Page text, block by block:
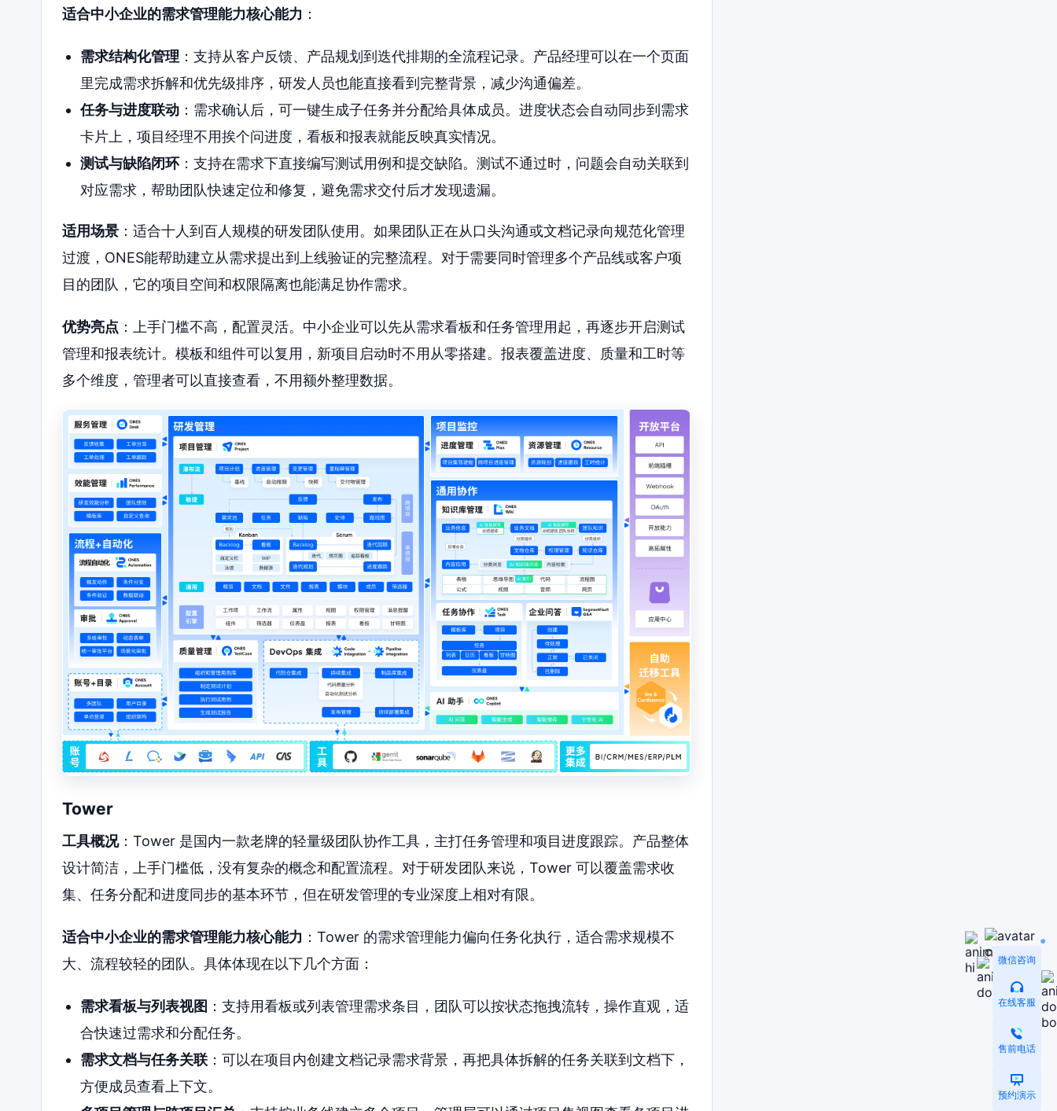
适合中小企业的需求管理能力核心能力 ：
需求结构化管理 ：支持从客户反馈、产品规划到迭代排期的全流程记录。产品经理可以在一个页面
里完成需求拆解和优先级排序，研发人员也能直接看到完整背景，减少沟通偏差。
任务与进度联动：需求确认后，可一键生成子任务并分配给具体成员。进度状态会自动同步到需求
卡片上，项目经理不用挨个问进度，看板和报表就能反映真实情况。
测试与缺陷闭环：支持在需求下直接编写测试用例和提交缺陷。测试不通过时，问题会自动关联到
对应需求，帮助团队快速定位和修复，避免需求交付后才发现遗漏。
适用场景 ：适合十人到百人规模的研发团队使用。如果团队正在从口头沟通或文档记录向规范化管理
过渡，ONES能帮助建立从需求提出到上线验证的完整流程。对于需要同时管理多个产品线或客户项
目的团队，它的项目空间和权限隔离也能满足协作需求。
优势亮点 ：上手门槛不高，配置灵活。中小企业可以先从需求看板和任务管理用起，再逐步开启测试
管理和报表统计。模板和组件可以复用，新项目启动时不用从零搭建。报表覆盖进度、质量和工时等
多个维度，管理者可以直接查看，不用额外整理数据。
Tower
工具概况：Tower 是国内一款老牌的轻量级团队协作工具，主打任务管理和项目进度跟踪。产品整体
设计简洁，上手门槛低，没有复杂的概念和配置流程。对于研发团队来说，Tower 可以覆盖需求收
集、任务分配和进度同步的基本环节，但在研发管理的专业深度上相对有限。
适合中小企业的需求管理能力核心能力 ：Tower 的需求管理能力偏向任务化执行，适合需求规模不
大、流程较轻的团队。具体体现在以下几个方面：
需求看板与列表视图 ：支持用看板或列表管理需求条目，团队可以按状态拖拽流转，操作直观，适
合快速过需求和分配任务。
需求文档与任务关联：可以在项目内创建文档记录需求背景，再把具体拆解的任务关联到文档下，
方便成员查看上下文。
微信咨询
在线客服
售前电话
预约演示